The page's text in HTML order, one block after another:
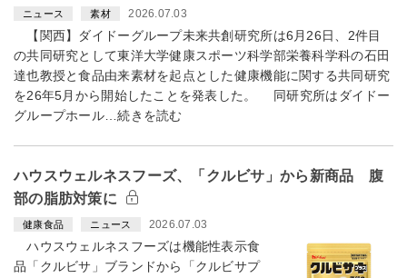
ニュース 素材 2026.07.03
【関西】ダイドーグループ未来共創研究所は6月26日、2件目
の共同研究として東洋大学健康スポーツ科学部栄養科学科の石田
達也教授と食品由来素材を起点とした健康機能に関する共同研究
を26年5月から開始したことを発表した。 同研究所はダイドー
グループホール…続きを読む
ハウスウェルネスフーズ、「クルビサ」から新商品 腹
部の脂肪対策に
健康食品 ニュース 2026.07.03
ハウスウェルネスフーズは機能性表示食
品「クルビサ」ブランドから「クルビサプ